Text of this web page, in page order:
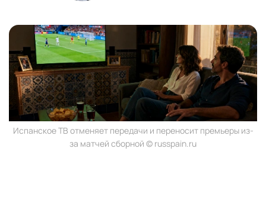
Испанское ТВ отменяет передачи и переносит премьеры из-
за матчей сборной © russpain.ru